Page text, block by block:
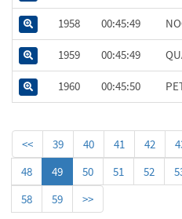
1958 00:45:49
1959 00:45:49
1960 00:45:50
<< 39 40 41 42
48
49 50 51 52
58
59 >>